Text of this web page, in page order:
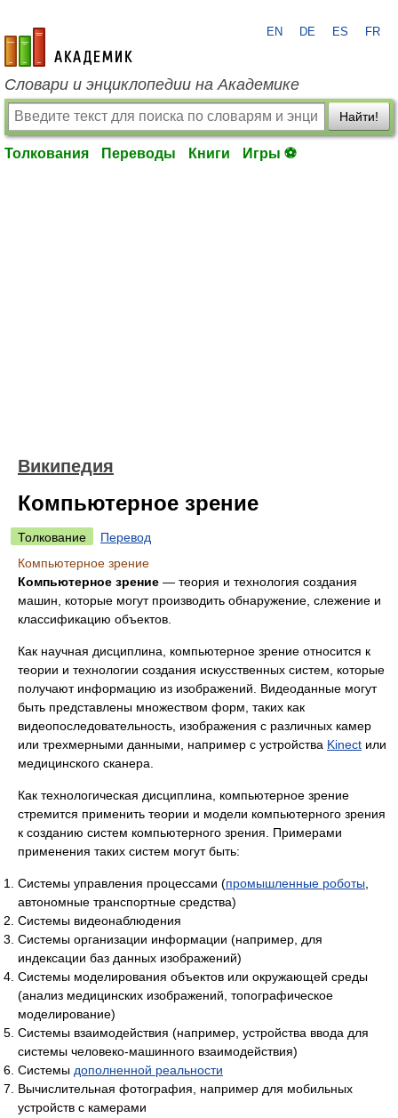
academic.ru
EN DE ES FR
Словари и энциклопедии на Академике
Найти!
Толкования Переводы Книги Игры ⚽
Википедия
Компьютерное зрение
Толкование
Перевод
Компьютерное зрение
Компьютерное зрение — теория и технология создания
машин, которые могут производить обнаружение, слежение и
классификацию объектов.
Как научная дисциплина, компьютерное зрение относится к
теории и технологии создания искусственных систем, которые
получают информацию из изображений. Видеоданные могут
быть представлены множеством форм, таких как
видеопоследовательность, изображения с различных камер
или трехмерными данными, например с устройства Kinect или
медицинского сканера.
Как технологическая дисциплина, компьютерное зрение
стремится применить теории и модели компьютерного зрения
к созданию систем компьютерного зрения. Примерами
применения таких систем могут быть:
Системы управления процессами (промышленные роботы
автономные транспортные средства)
Системы видеонаблюдения
Системы организации информации (например, для
индексации баз данных изображений)
Системы моделирования объектов или окружающей среды
(анализ медицинских изображений, топографическое
моделирование)
Системы взаимодействия (например, устройства ввода для
системы человеко-машинного взаимодействия)
Системы дополненной реальности
Вычислительная фотография, например для мобильных
устройств с камерами